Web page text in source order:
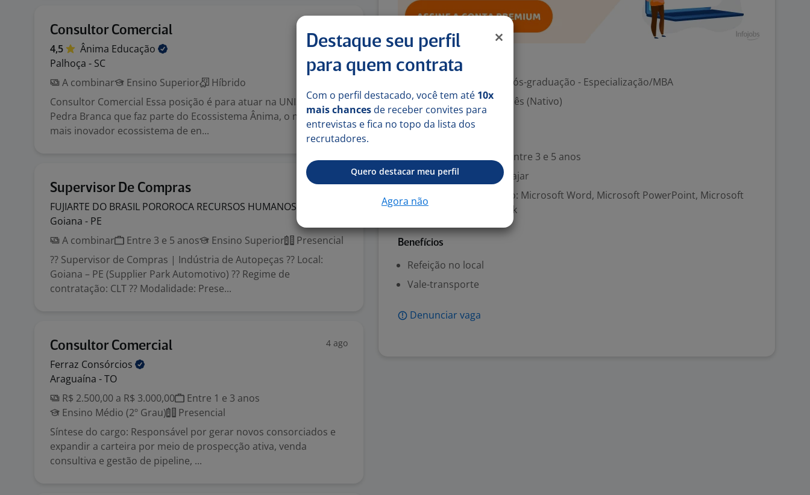
Consultor Comercial
4,5 Ânima Educação
Palhoça - SC
A combinar
Ensino Superior
Híbrido
Consultor Comercial Essa posição é para atuar na UNISUL -
Pedra Branca que faz parte do Ecossistema Ânima, o maior e o
mais inovador ecossistema de en...
Supervisor De Compras 4 ago
FUJIARTE DO BRASIL POROROCA RECURSOS HUMANOS
Goiana - PE
A combinar
Entre 3 e 5 anos Ensino Superior
Presencial
?? Supervisor de Compras | Indústria de Autopeças ?? Local:
Goiana – PE (Supplier Park Automotivo) ?? Regime de
contratação: CLT ?? Modalidade: Prese...
Consultor Comercial 4 ago
Ferraz Consórcios
Araguaína - TO
R$ 2.500,00 a R$ 3.000,00
Entre 1 e 3 anos
Ensino Médio (2º Grau)
Presencial
Síntese do cargo: Responsável por gerar novos consorciados e
expandir a carteira por meio de prospecção ativa, venda
consultiva e gestão de pipeline, ...
Exigências
Escolaridade Mínima: Pós-graduação - Especialização/MBA
Inglês (Básico), Português (Nativo)
Experiência desejada: Entre 3 e 5 anos
Disponibilidade para viajar
Aplicações de Escritório: Microsoft Word, Microsoft PowerPoint, Microsoft
Excel, Microsoft Outlook
Benefícios
Refeição no local
Vale-transporte
Denunciar vaga
Destaque seu perfil
para quem contrata
Com o perfil destacado, você tem até 10x
mais chances de receber convites para
entrevistas e fica no topo da lista dos
recrutadores.
Quero destacar meu perfil
Agora não